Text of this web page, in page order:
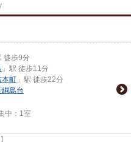
徒歩9分
」駅 徒歩11分
本町 」駅 徒歩22分
綱島台
中： 1室